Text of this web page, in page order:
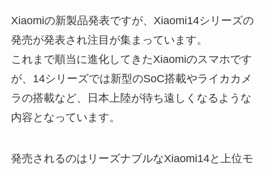
Xiaomiの新製品発表ですが、Xiaomi14シリーズの
発売が発表され注目が集まっています。
これまで順当に進化してきたXiaomiのスマホです
が、14シリーズでは新型のSoC搭載やライカカメ
ラの搭載など、日本上陸が待ち遠しくなるような
内容となっています。
発売されるのはリーズナブルなXiaomi14と上位モ